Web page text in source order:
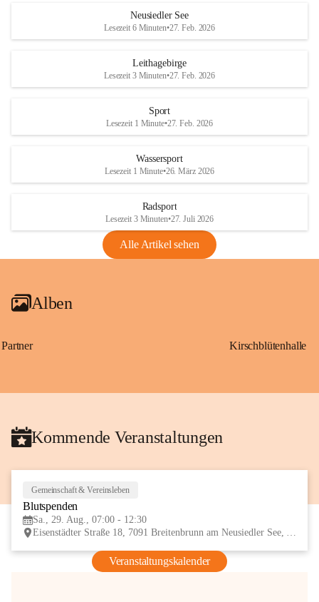
S
und den daraus folgenden wirtschaftlichen
Maßnahmen zur Bekämpfung
Rebe und der Amerikanischen
Anhang VBl. EU Nr. 18
1 Seite•1,4 MB
VBl. EU Nr. 18_2026
r
S
Neusiedler See
Lesezeit 6 Minuten•27. Feb. 2026
Leithagebirge
Lesezeit 3 Minuten•27. Feb. 2026
Sport
Lesezeit 1 Minute•27. Feb. 2026
Wassersport
Lesezeit 1 Minute•26. März 2026
Radsport
Lesezeit 3 Minuten•27. Juli 2026
Alle Artikel sehen
Alben
Partner Kirschblütenhalle
Kommende Veranstaltungen
Gemeinschaft & Vereinsleben
Blutspenden
Sa., 29. Aug., 07:00 - 12:30
Eisenstädter Straße 18, 7091 Breitenbrunn am Neusiedler See, AUT
Veranstaltungskalender